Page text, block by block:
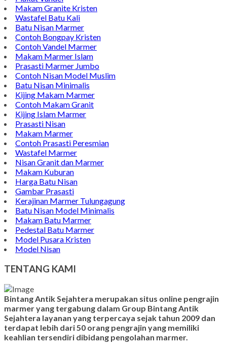
Makam Granite Kristen
Wastafel Batu Kali
Batu Nisan Marmer
Contoh Bongpay Kristen
Contoh Vandel Marmer
Makam Marmer Islam
Prasasti Marmer Jumbo
Contoh Nisan Model Muslim
Batu Nisan Minimalis
Kijing Makam Marmer
Contoh Makam Granit
Kijing Islam Marmer
Prasasti Nisan
Makam Marmer
Contoh Prasasti Peresmian
Wastafel Marmer
Nisan Granit dan Marmer
Makam Kuburan
Harga Batu Nisan
Gambar Prasasti
Kerajinan Marmer Tulungagung
Batu Nisan Model Minimalis
Makam Batu Marmer
Pedestal Batu Marmer
Model Pusara Kristen
Model Nisan
TENTANG KAMI
Bintang Antik Sejahtera merupakan situs online pengrajin
marmer yang tergabung dalam Group Bintang Antik
Sejahtera layanan yang terpercaya sejak tahun 2009 dan
terdapat lebih dari 50 orang pengrajin yang memiliki
keahlian tersendiri dibidang pengolahan marmer.